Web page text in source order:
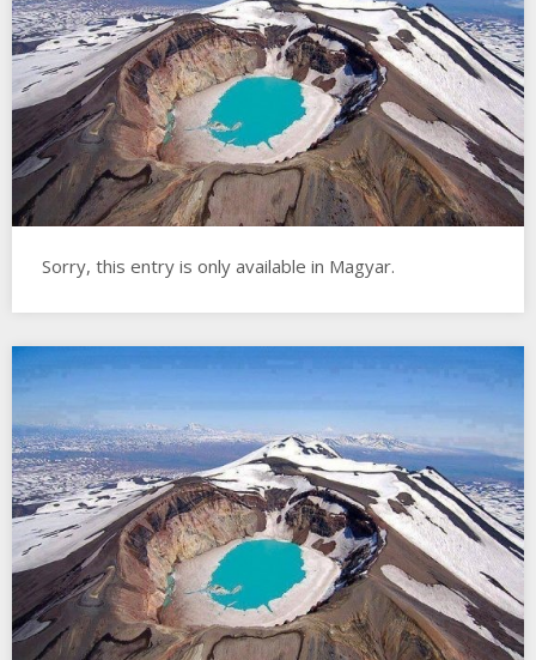
Sorry, this entry is only available in Magyar.